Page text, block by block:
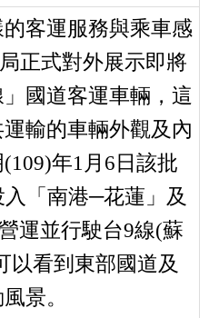
客運服務與乘車感
正式對外展示即將
國道客運車輛，這
輸的車輛外觀及內
年1月6日該批
「南港─花蓮」及
運並行駛台9線(蘇
以看到東部國道及
景。